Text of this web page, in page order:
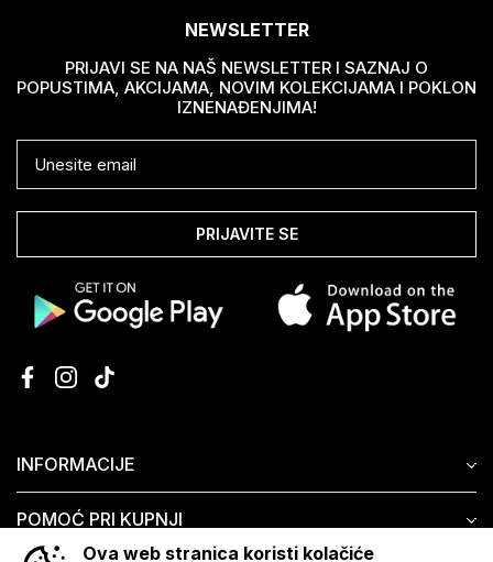
INFORMACIJE
POMOĆ PRI KUPNJI
NEWSLETTER
PRIJAVI SE NA NAŠ NEWSLETTER I SAZNAJ O
POPUSTIMA, AKCIJAMA, NOVIM KOLEKCIJAMA I POKLON
IZNENAĐENJIMA!
PRIJAVITE SE
Ova web stranica koristi kolačiće